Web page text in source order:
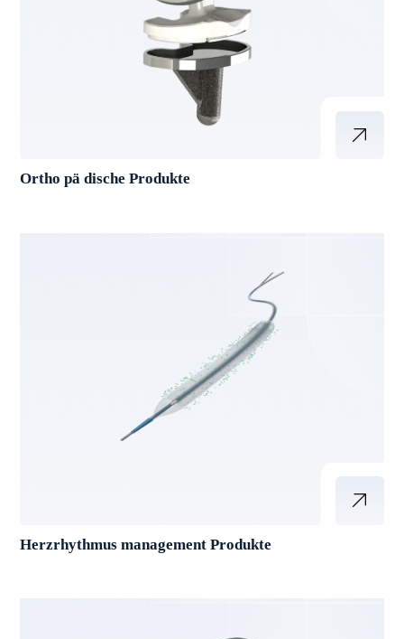
Ortho pä dische Produkte
Herzrhythmus management Produkte